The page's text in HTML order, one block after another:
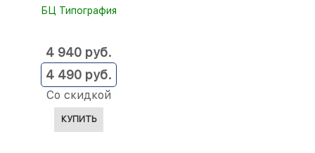
БЦ Типография
4 490 руб.
Со скидкой
4 940 руб.
КУПИТЬ